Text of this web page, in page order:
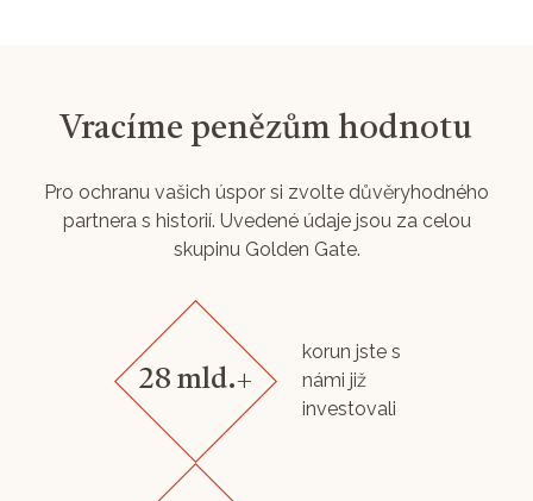
Vracíme penězům hodnotu
Pro ochranu vašich úspor si zvolte důvěryhodného
partnera s historií. Uvedené údaje jsou za celou
skupinu Golden Gate.
28 mld.+
korun jste s
námi již
investovali